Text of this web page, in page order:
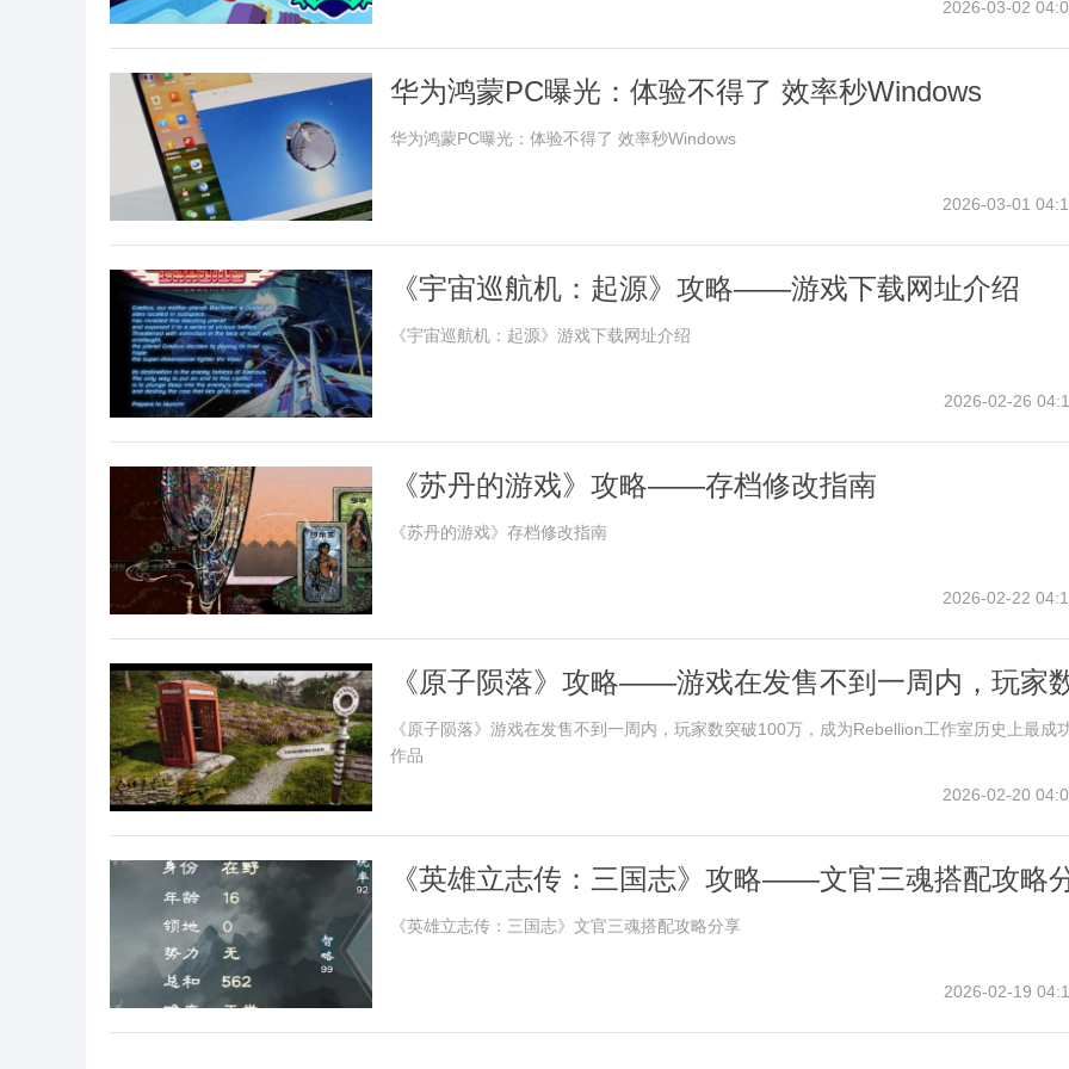
2026-03-02
华为鸿蒙PC曝光：体验不得了 效率秒Windows
华为鸿蒙PC曝光：体验不得了 效率秒Windows
2026-03-01
《宇宙巡航机：起源》攻略——游戏下载网址介绍
《宇宙巡航机：起源》游戏下载网址介绍
2026-02-26
《苏丹的游戏》攻略——存档修改指南
《苏丹的游戏》存档修改指南
2026-02-22
《原子陨落》攻略——游戏在发售不到一周内，玩家
突破100万，成为Rebellion工作室历史上最成功的作品
《原子陨落》游戏在发售不到一周内，玩家数突破100万，成为Rebellion工作室历史上最成
作品
2026-02-20
《英雄立志传：三国志》攻略——文官三魂搭配攻略
享
《英雄立志传：三国志》文官三魂搭配攻略分享
2026-02-19